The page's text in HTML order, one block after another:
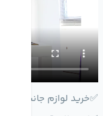
✅خريد لوازم جانبي